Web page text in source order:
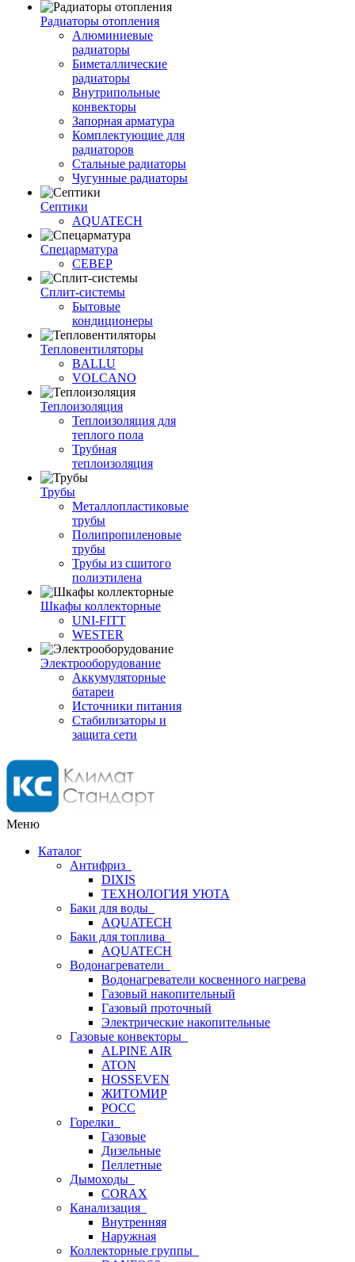
Радиаторы отопления
Алюминиевые
радиаторы
Биметаллические
радиаторы
Внутрипольные
конвекторы
Запорная арматура
Комплектующие для
радиаторов
Стальные радиаторы
Чугунные радиаторы
Септики
AQUATECH
Спецарматура
СЕВЕР
Сплит-системы
Бытовые
кондиционеры
Тепловентиляторы
BALLU
VOLCANO
Теплоизоляция
Теплоизоляция для
теплого пола
Трубная
теплоизоляция
Трубы
Металлопластиковые
трубы
Полипропиленовые
трубы
Трубы из сшитого
полиэтилена
Шкафы коллекторные
UNI-FITT
WESTER
Электрооборудование
Аккумуляторные
батареи
Источники питания
Стабилизаторы и
защита сети
Меню
Каталог
Антифриз
DIXIS
ТЕХНОЛОГИЯ УЮТА
Баки для воды
AQUATECH
Баки для топлива
AQUATECH
Водонагреватели
Водонагреватели косвенного нагрева
Газовый накопительный
Газовый проточный
Электрические накопительные
Газовые конвекторы
ALPINE AIR
ATON
HOSSEVEN
ЖИТОМИР
РОСС
Горелки
Газовые
Дизельные
Пеллетные
Дымоходы
CORAX
Канализация
Внутренняя
Наружная
Коллекторные группы